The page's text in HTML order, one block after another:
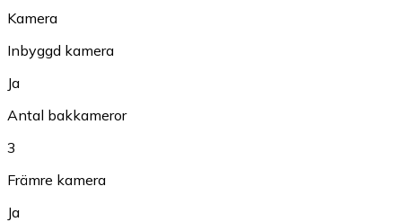
Kamera
Inbyggd kamera
Ja
Antal bakkameror
3
Främre kamera
Ja